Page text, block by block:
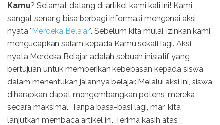
Kamu? Selamat datang di artikel kami kali ini! Kami
sangat senang bisa berbagi informasi mengenai aksi
nyata "Merdeka Belajar". Sebelum kita mulai, izinkan kami
mengucapkan salam kepada Kamu sekali lagi. Aksi
nyata Merdeka Belajar adalah sebuah inisiatif yang
bertujuan untuk memberikan kebebasan kepada siswa
dalam menentukan jalannya belajar. Melalui aksi ini, siswa
diharapkan dapat mengembangkan potensi mereka
secara maksimal. Tanpa basa-basi lagi, mari kita
lanjutkan membaca artikel ini. Terima kasih atas